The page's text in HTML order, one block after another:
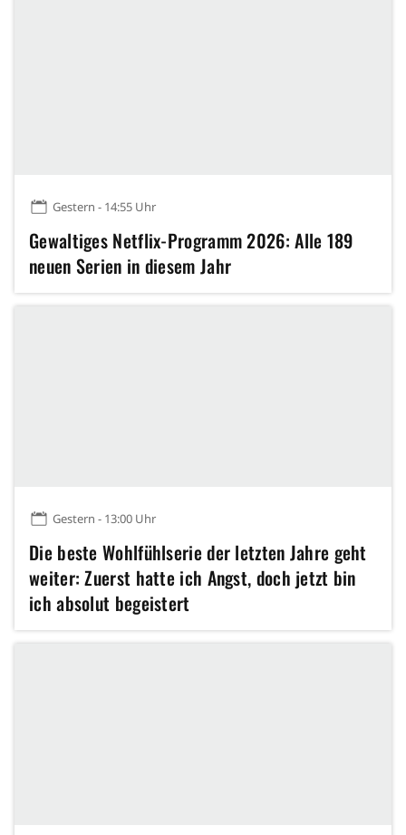
Gestern - 14:55 Uhr
Gewaltiges Netflix-Programm 2026: Alle 189
neuen Serien in diesem Jahr
Gestern - 13:00 Uhr
Die beste Wohlfühlserie der letzten Jahre geht
weiter: Zuerst hatte ich Angst, doch jetzt bin
ich absolut begeistert